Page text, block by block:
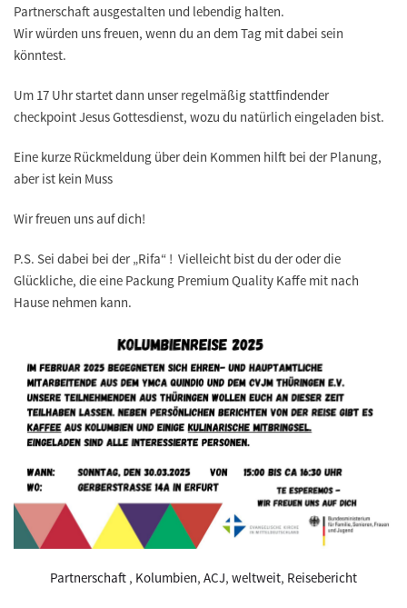
Partnerschaft ausgestalten und lebendig halten.
Wir würden uns freuen, wenn du an dem Tag mit dabei sein
könntest.
Um 17 Uhr startet dann unser regelmäßig stattfindender
checkpoint Jesus Gottesdienst, wozu du natürlich eingeladen bist.
Eine kurze Rückmeldung über dein Kommen hilft bei der Planung,
aber ist kein Muss
Wir freuen uns auf dich!
P.S. Sei dabei bei der „Rifa“ ! Vielleicht bist du der oder die
Glückliche, die eine Packung Premium Quality Kaffe mit nach
Hause nehmen kann.
Partnerschaft , Kolumbien, ACJ, weltweit, Reisebericht